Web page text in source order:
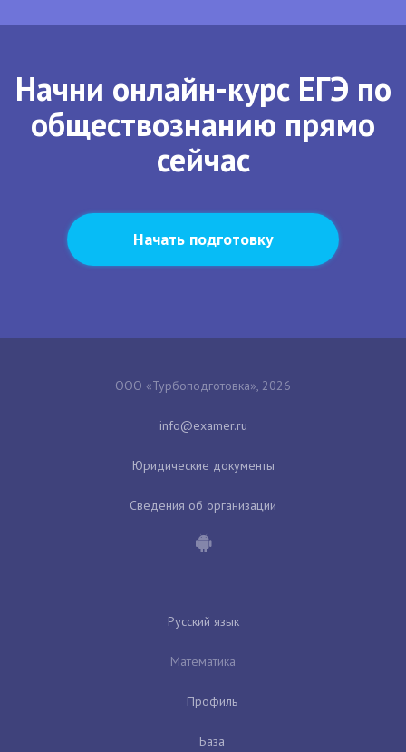
Начни онлайн-курс ЕГЭ по
обществознанию прямо
сейчас
Начать подготовку
ООО «Турбоподготовка», 2026
Юридические документы
Сведения об организации
Русский язык
Математика
Профиль
База